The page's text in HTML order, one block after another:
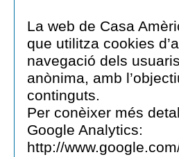
La web de Casa
que utilitza cookies
navegació dels
anònima, amb
continguts.
Per conèixer més
Google Analytics:
http://